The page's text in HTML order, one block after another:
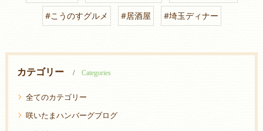
#こうのすグルメ #居酒屋 #埼玉ディナー
カテゴリー Categories
全てのカテゴリー
咲いたまハンバーグブログ